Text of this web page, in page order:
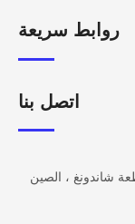
روابط سريعة
اتصل بنا